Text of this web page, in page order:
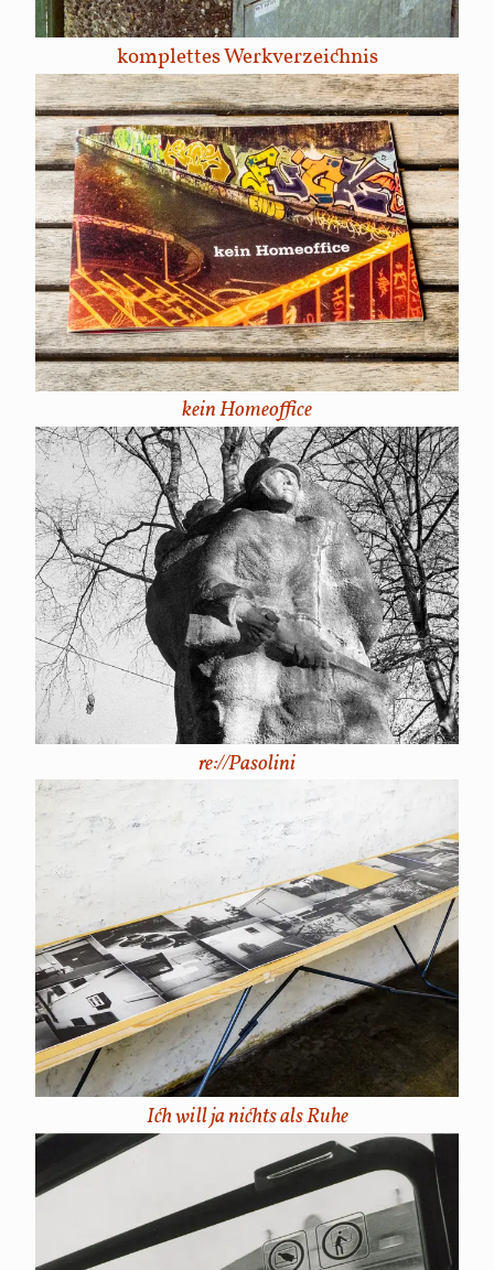
komplettes Werkverzeichnis
kein Homeoffice
re://Pasolini
Ich will ja nichts als Ruhe